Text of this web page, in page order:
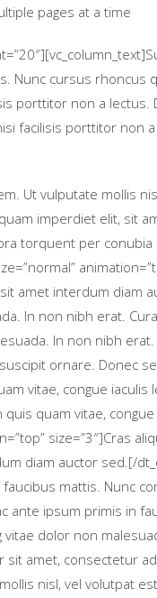
pages at a time
Nunc cursus rhoncus
porttitor non a lectus.
facilisis porttitor non
Ut vulputate mollis
imperdiet elit, sit
torquent per
amet interdum diam
In non nibh erat.
In non nibh
ornare. Donec
vitae, congue iaculis
quam vitae,
size=”3″]Cras
diam auctor sed.[/
mattis. Nunc
ipsum primis in
dolor non
amet, consectetur
nisl, vel volutpat